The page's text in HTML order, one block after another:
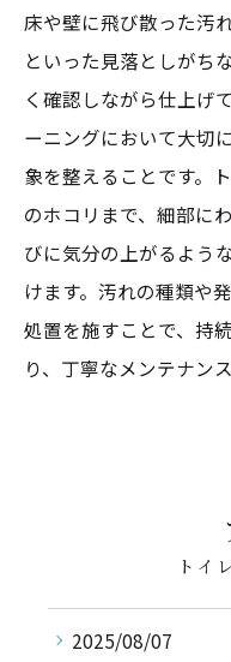
床や壁に飛び散った汚
といった見落としがち
く確認しながら仕上げ
ーニングにおいて大切
象を整えることです。
のホコリまで、細部に
びに気分の上がるよう
けます。汚れの種類や
処置を施すことで、持
り、丁寧なメンテナン
トイ
2025/08/07